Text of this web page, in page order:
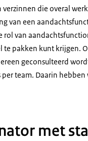
die overal
van een
rol van
pakken kunt krijgen.
geconsulteerd
team. Daarin hebben
met